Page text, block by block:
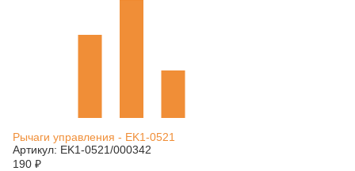
Рычаги управления - EK1-0521
Артикул: EK1-0521/000342
190 ₽